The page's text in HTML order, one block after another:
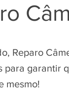
Reparo
para garantir
mesmo!